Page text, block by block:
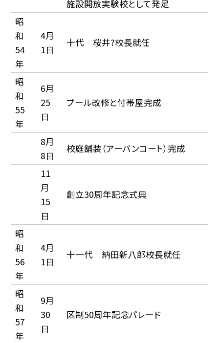
施設開放実験校として発足
昭
和
54
年
4月
1日
十代 桜井?校長就任
昭
和
55
年
6月
25
日
プール改修と付帯屋完成
8月
8日
校庭舗装（アーバンコート）完成
11
月
15
日
創立30周年記念式典
昭
和
56
年
4月
1日
十一代 納田新八郎校長就任
昭
和
57
年
9月
30
日
区制50周年記念パレード